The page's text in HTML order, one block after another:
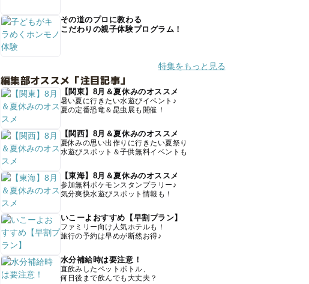
その道のプロに教わる
こだわりの親子体験プログラム！
特集をもっと見る
編集部オススメ「注目記事」
【関東】8月＆夏休みのオススメ
暑い夏に行きたい水遊びイベント♪
夏の定番恐竜＆昆虫展も開催！
【関西】8月＆夏休みのオススメ
夏休みの思い出作りに行きたい夏祭り
水遊びスポット＆子供無料イベントも
【東海】8月＆夏休みのオススメ
参加無料ポケモンスタンプラリー♪
気分爽快水遊びスポット情報も！
いこーよおすすめ【早割プラン】
ファミリー向け人気ホテルも！
旅行の予約は早めが断然お得♪
水分補給時は要注意！
直飲みしたペットボトル、
何日後まで飲んでも大丈夫？